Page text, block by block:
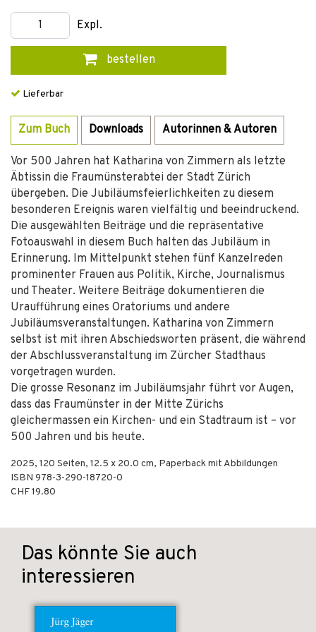
Expl.
bestellen
Lieferbar
Zum Buch Downloads Autorinnen & Autoren
Vor 500 Jahren hat Katharina von Zimmern als letzte
Äbtissin die Fraumünsterabtei der Stadt Zürich
übergeben. Die Jubiläumsfeierlichkeiten zu diesem
besonderen Ereignis waren vielfältig und beeindruckend.
Die ausgewählten Beiträge und die repräsentative
Fotoauswahl in diesem Buch halten das Jubiläum in
Erinnerung. Im Mittelpunkt stehen fünf Kanzelreden
prominenter Frauen aus Politik, Kirche, Journalismus
und Theater. Weitere Beiträge dokumentieren die
Uraufführung eines Oratoriums und andere
Jubiläumsveranstaltungen. Katharina von Zimmern
selbst ist mit ihren Abschiedsworten präsent, die während
der Abschlussveranstaltung im Zürcher Stadthaus
vorgetragen wurden.
Die grosse Resonanz im Jubiläumsjahr führt vor Augen,
dass das Fraumünster in der Mitte Zürichs
gleichermassen ein Kirchen- und ein Stadtraum ist – vor
500 Jahren und bis heute.
2025, 120 Seiten, 12.5 x 20.0 cm, Paperback mit Abbildungen
ISBN 978-3-290-18720-0
CHF 19.80
Das könnte Sie auch
interessieren